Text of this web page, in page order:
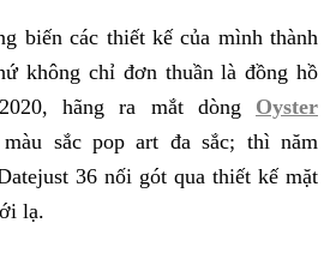
biến các thiết kế của mình thành
không chỉ đơn thuần là đồng hồ
hãng ra mắt dòng Oyster
sắc pop art đa sắc; thì năm
36 nối gót qua thiết kế mặt
lạ.